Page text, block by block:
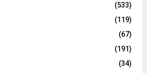
(533)
(119)
(67)
(191)
(34)